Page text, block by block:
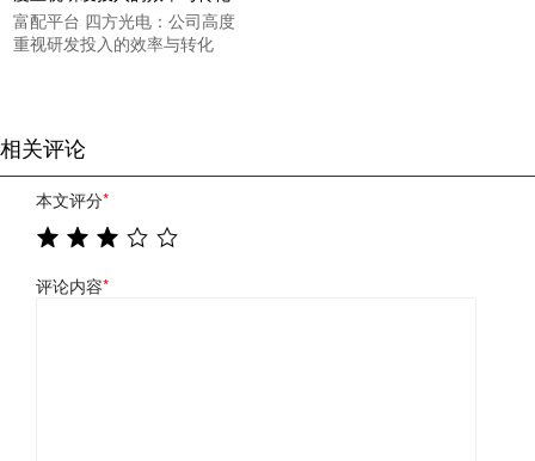
富配平台 四方光电：公司高度
重视研发投入的效率与转化
相关评论
本文评分*
评论内容*